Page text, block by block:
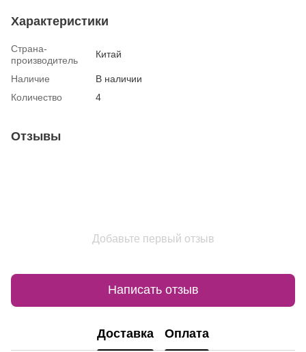
Характеристики
Страна-
производитель
Китай
Наличие
В наличии
Количество
4
Отзывы
Добавьте первый отзыв
Написать отзыв
Доставка Оплата